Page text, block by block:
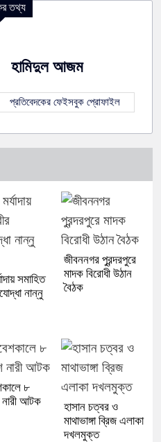
তথ্য
হামিদুল আজম
প্রতিবেদকের ফেইসবুক প্রোফাইল
সমাহিত
নান্নু
জীবননগর পুরন্দরপুরে
মাদক বিরোধী উঠান
বৈঠক
৮
নারী আটক
হাসান চত্বর ও
মাথাভাঙ্গা ব্রিজ এলাকা
দখলমুক্ত